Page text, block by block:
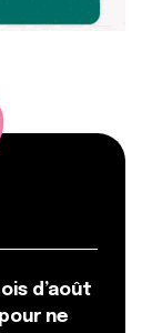
d’août
ne